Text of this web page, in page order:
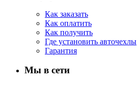
Как заказать
Как оплатить
Как получить
Где установить авточехлы
Гарантия
Мы в сети